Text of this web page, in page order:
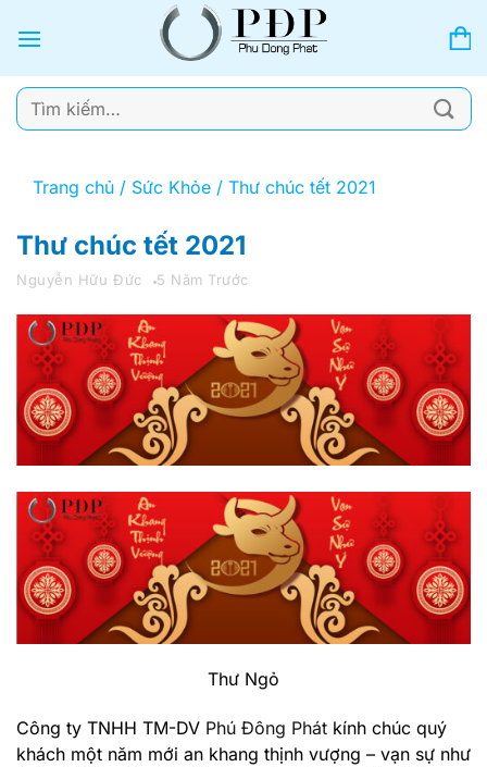
qua
dung
Tìm
kiếm:
Trang chủ / Sức Khỏe / Thư chúc tết 2021
Thư chúc tết 2021
Nguyễn Hữu Đức 5 Năm Trước
Thư Ngỏ
Công ty TNHH TM-DV Phú Đông Phát kính chúc quý
khách một năm mới an khang thịnh vượng – vạn sự như